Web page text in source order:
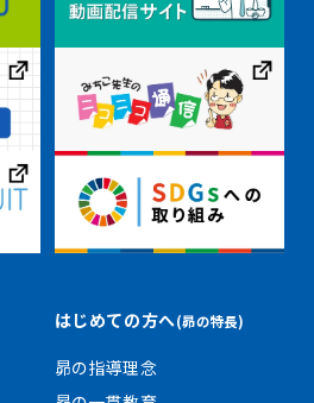
はじめての方へ(昴の特長)
昴の指導理念